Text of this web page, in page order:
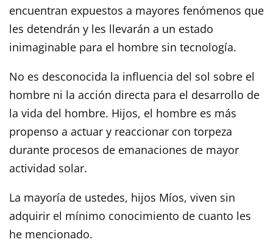
encuentran expuestos a mayores fenómenos que
les detendrán y les llevarán a un estado
inimaginable para el hombre sin tecnología.
No es desconocida la influencia del sol sobre el
hombre ni la acción directa para el desarrollo de
la vida del hombre. Hijos, el hombre es más
propenso a actuar y reaccionar con torpeza
durante procesos de emanaciones de mayor
actividad solar.
La mayoría de ustedes, hijos Míos, viven sin
adquirir el mínimo conocimiento de cuanto les
he mencionado.